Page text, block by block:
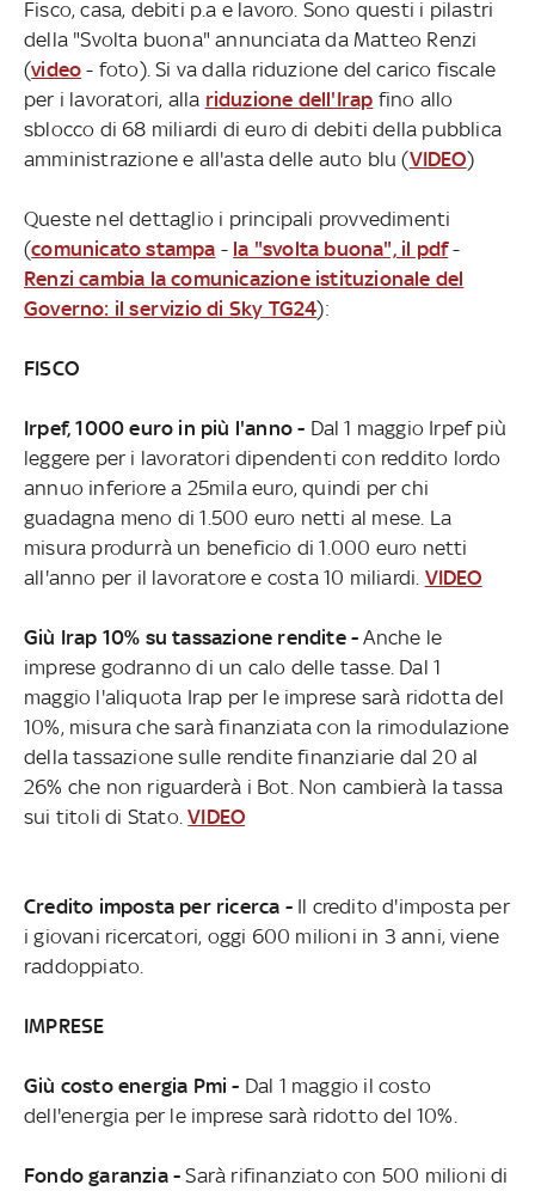
Fisco, casa, debiti p.a e lavoro. Sono questi i pilastri
della "Svolta buona" annunciata da Matteo Renzi
(video - foto). Si va dalla riduzione del carico fiscale
per i lavoratori, alla riduzione dell'Irap fino allo
sblocco di 68 miliardi di euro di debiti della pubblica
amministrazione e all'asta delle auto blu (VIDEO)
Queste nel dettaglio i principali provvedimenti
(comunicato stampa - la "svolta buona", il pdf-
Renzi cambia la comunicazione istituzionale del
Governo: il servizio di Sky TG24):
FISCO
Irpef, 1000 euro in più l'anno - Dal 1 maggio Irpef più
leggere per i lavoratori dipendenti con reddito lordo
annuo inferiore a 25mila euro, quindi per chi
guadagna meno di 1.500 euro netti al mese. La
misura produrrà un beneficio di 1.000 euro netti
all'anno per il lavoratore e costa 10 miliardi. VIDEO
Giù Irap 10% su tassazione rendite -Anche le
imprese godranno di un calo delle tasse. Dal 1
maggio l'aliquota Irap per le imprese sarà ridotta del
10%, misura che sarà finanziata con la rimodulazione
della tassazione sulle rendite finanziarie dal 20 al
26% che non riguarderà i Bot. Non cambierà la tassa
sui titoli di Stato.VIDEO
Credito imposta per ricerca -Il credito d'imposta per
i giovani ricercatori, oggi 600 milioni in 3 anni, viene
raddoppiato.
IMPRESE
Giù costo energia Pmi - Dal 1 maggio il costo
dell'energia per le imprese sarà ridotto del 10%.
Fondo garanzia - Sarà rifinanziato con 500 milioni di